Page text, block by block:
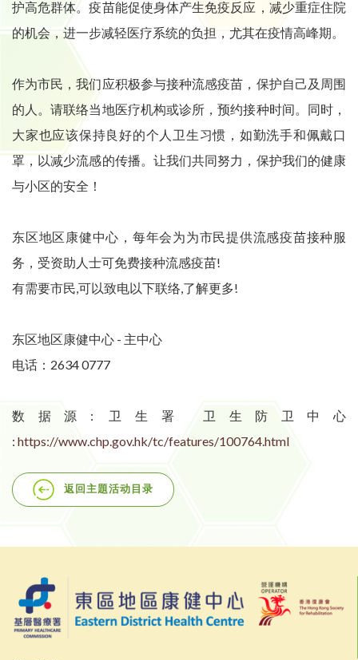
护高危群体。疫苗能促使身体产生免疫反应，减少重症住院
的机会，进一步减轻医疗系统的负担，尤其在疫情高峰期。
作为市民，我们应积极参与接种流感疫苗，保护自己及周围
的人。请联络当地医疗机构或诊所，预约接种时间。同时，
大家也应该保持良好的个人卫生习惯，如勤洗手和佩戴口
罩，以减少流感的传播。让我们共同努力，保护我们的健康
与小区的安全！
东区地区康健中心，每年会为为市民提供流感疫苗接种服
务，受资助人士可免费接种流感疫苗!
有需要市民,可以致电以下联络,了解更多!
东区地区康健中心 - 主中心
电话：2634 0777
数据源: 卫生署 卫生防卫中心
: https://www.chp.gov.hk/tc/features/100764.html
返回主題活动目录